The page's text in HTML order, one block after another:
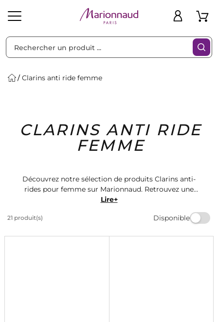
Solaire Homme Marques Idées
Cadeaux
Bons
Plans
Clarins anti ride femme
CLARINS ANTI RIDE
FEMME
Découvrez notre sélection de produits Clarins anti-
rides pour femme sur Marionnaud. Retrouvez une
gamme complète de soins pour lutter contre les
produit parfait pour une peau visiblement plus jeune
Lire+
21 produit(s) Disponible
Filtres